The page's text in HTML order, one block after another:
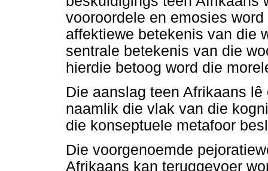
vooroordele en emosies
affektiewe betekenis van die
sentrale betekenis van die
hierdie betoog word die
Die aanslag teen Afrikaans
naamlik die vlak van die
die konseptuele metafoor
Die voorgenoemde
Afrikaans kan teruggevoer